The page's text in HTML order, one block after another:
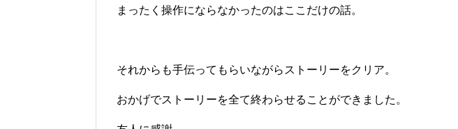
まったく操作にならなかったのはここだけの話。
それからも手伝ってもらいながらストーリーをクリア。
おかげでストーリーを全て終わらせることができました。